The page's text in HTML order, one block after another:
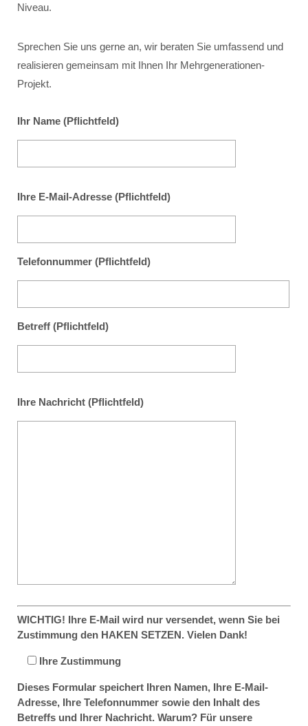
Niveau.
Sprechen Sie uns gerne an, wir beraten Sie umfassend und
realisieren gemeinsam mit Ihnen Ihr Mehrgenerationen-
Projekt.
Ihr Name (Pflichtfeld)
Ihre E-Mail-Adresse (Pflichtfeld)
Telefonnummer (Pflichtfeld)
Betreff (Pflichtfeld)
Ihre Nachricht (Pflichtfeld)
WICHTIG! Ihre E-Mail wird nur versendet, wenn Sie bei
Zustimmung den HAKEN SETZEN. Vielen Dank!
Ihre Zustimmung
Dieses Formular speichert Ihren Namen, Ihre E-Mail-
Adresse, Ihre Telefonnummer sowie den Inhalt des
Betreffs und Ihrer Nachricht. Warum? Für unsere